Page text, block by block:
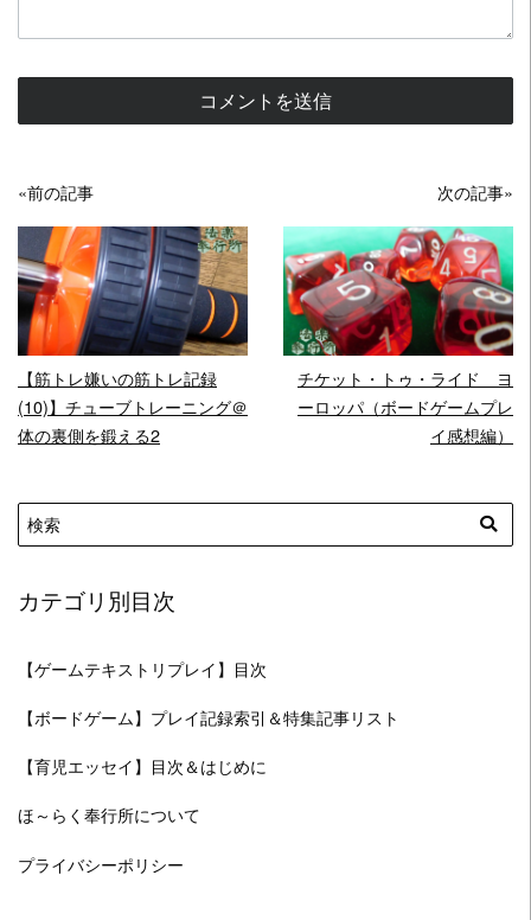
«前の記事
READ MORE
【筋トレ嫌いの筋トレ記録
(10)】チューブトレーニング＠
体の裏側を鍛える2
次の記事»
READ MORE
チケット・トゥ・ライド ヨ
ーロッパ（ボードゲームプレ
イ感想編）
カテゴリ別目次
【ゲームテキストリプレイ】目次
【ボードゲーム】プレイ記録索引＆特集記事リスト
【育児エッセイ】目次＆はじめに
ほ～らく奉行所について
プライバシーポリシー